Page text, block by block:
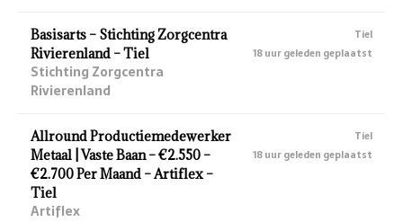
Basisarts – Stichting Zorgcentra
Rivierenland – Tiel
Stichting Zorgcentra
Rivierenland
Tiel
18 uur geleden geplaatst
Allround Productiemedewerker
Metaal | Vaste Baan – €2.550 –
€2.700 Per Maand – Artiflex –
Tiel
Artiflex
Tiel
18 uur geleden geplaatst